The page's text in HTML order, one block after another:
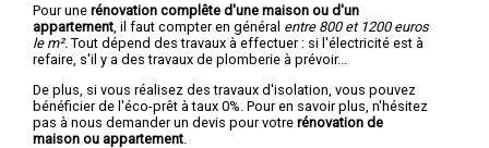
Pour une rénovation complête d'une maison ou d'un
appartement , il faut compter en général entre 800 et 1200 euros
le m². Tout dépend des travaux à effectuer : si l'électricité est à
refaire, s'il y a des travaux de plomberie à prévoir...
De plus, si vous réalisez des travaux d'isolation, vous pouvez
bénéficier de l'éco-prêt à taux 0%. Pour en savoir plus, n'hésitez
pas à nous demander un devis pour votre rénovation de
maison ou appartement